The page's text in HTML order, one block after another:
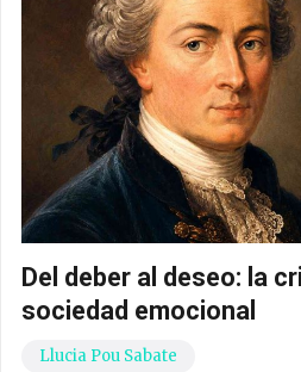
Del deber al deseo: la
sociedad emocional
Llucia Pou Sabate